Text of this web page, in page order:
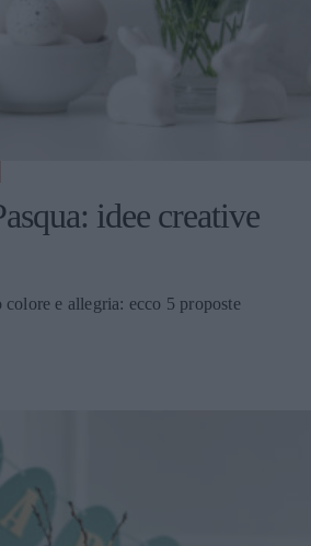
idee creative
e allegria: ecco 5 proposte